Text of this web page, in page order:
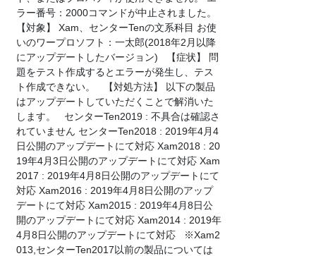
ラー番号：2000コマンドが中止されました。
【対象】 Xam、センターTenの文系科目 お使
いのワープロソフト：一太郎(2018年2月以降
にアップデートしたバージョン) 【症状】 問
題をテスト作成するとエラーが発生し、テス
ト作成できない。 【対処方法】 以下の製品
はアップデートしていただくことで解消いた
します。 センターTen2019 : 不具合は確認さ
れていません センターTen2018 : 2019年4月4
日公開のアップデートにて対応 Xam2018 : 20
19年4月3日公開のアップデートにて対応 Xam
2017 : 2019年4月8日公開のアップデートにて
対応 Xam2016 : 2019年4月8日公開のアップ
デートにて対応 Xam2015 : 2019年4月8日公
開のアップデートにて対応 Xam2014 : 2019年
4月8日公開のアップデートにて対応 ※Xam2
013,センターTen2017以前の製品については